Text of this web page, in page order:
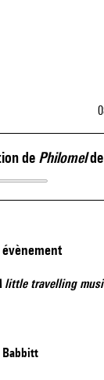
de Philomel
little travelling